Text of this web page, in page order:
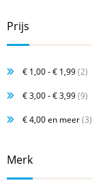
Prijs
€ 1,00-€ 1,99(2)
€ 3,00-€ 3,99(9)
€ 4,00en meer(3)
Merk